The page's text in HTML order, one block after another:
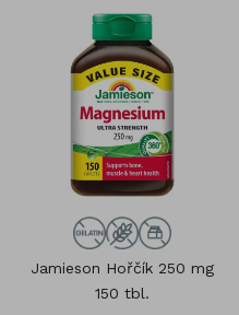
Jamieson Hořčík 250 mg
150 tbl.